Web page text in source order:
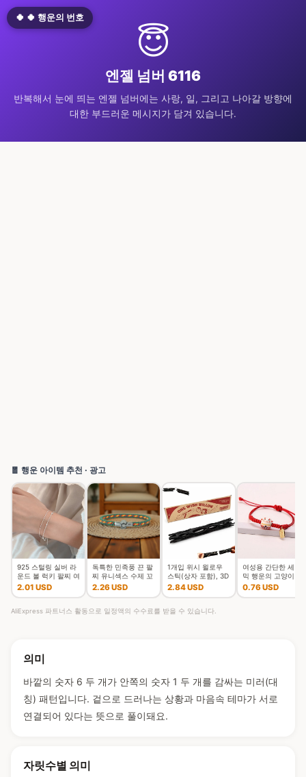
😇
엔젤 넘버 6116
반복해서 눈에 띄는 엔젤 넘버에는 사랑, 일, 그리고 나아갈 방향에
대한 부드러운 메시지가 담겨 있습니다.
🧧 행운 아이템 추천 · 광고
925 스털링 실버 라
운드 볼 럭키 팔찌 여
성 더블 레이어 스네
이크 체인 핫 최고 품
2.01 USD
독특한 민족풍 끈 팔
찌 유니섹스 수제 꼬
임 행운의 실 커플 팔
2.26 USD
1개입 위시 윌로우
스틱(상자 포함), 3D
프린팅된 소원을 담
2.84 USD
여성용 간단한 세라
믹 행운의 고양이 꼰
팔찌, 귀여운 동물 새
끼 고양이, 손으로 짠
0.76 USD
AliExpress 파트너스 활동으로 일정액의 수수료를 받을 수 있습니다.
의미
바깥의 숫자 6 두 개가 안쪽의 숫자 1 두 개를 감싸는 미러(대
칭) 패턴입니다. 겉으로 드러나는 상황과 마음속 테마가 서로
연결되어 있다는 뜻으로 풀이돼요.
자릿수별 의미
🍀 🍀 행운의 번호